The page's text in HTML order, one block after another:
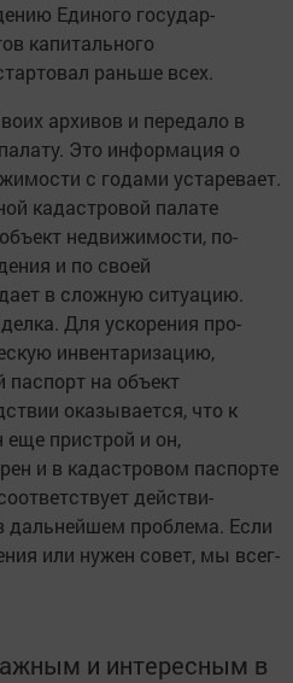
Единого государ­
капиталь­ного
раньше всех.
архи­вов и передало в
Это информация о
с годами устаревает.
кадастровой палате
недвижимости, по­
и по своей
в сложную ситуацию.
Для ускорения про­
инвен­таризацию,
на объект
оказывается, что к
пристрой и он,
и в кадастровом паспорте
действи­
дальней­шем проблема. Если
или нужен совет, мы всег­
и интересным в